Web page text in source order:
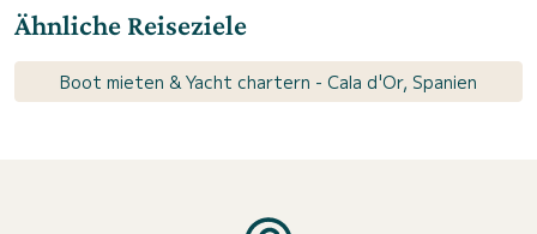
Ähnliche Reiseziele
Boot mieten & Yacht chartern - Cala d'Or, Spanien